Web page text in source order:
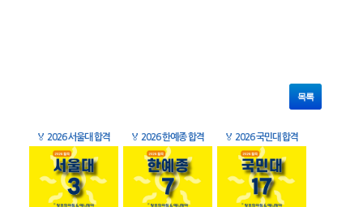
목록
🏅 2026 서울대 합격 🏅 2026 한예종 합격 🏅 2026 국민대 합격